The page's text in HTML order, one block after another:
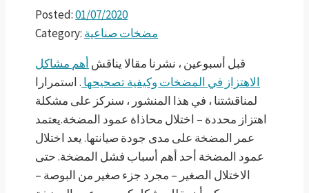
Posted:01/07/2020
Category: مضخات صناعية
قبل أسبوعين ، نشرنا مقالا يناقش أهم مشاكل
الاهتزاز في المضخات وكيفية تصحيحها . استمرارا
لمناقشتنا ، في هذا المنشور ، سنركز على مشكلة
اهتزاز محددة – اختلال محاذاة عمود المضخة.يعتمد
عمر المضخة على مدى جودة صيانتها. يعد اختلال
عمود المضخة أحد أهم أسباب فشل المضخة. حتى
الاختلال الصغير – مجرد جزء صغير من البوصة –